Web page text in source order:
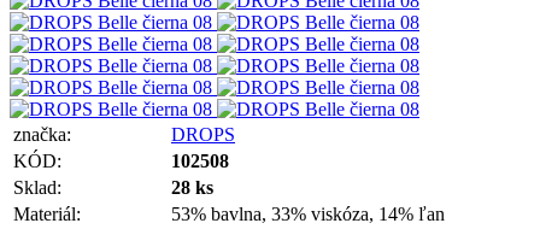
značka:
DROPS
KÓD:
102508
Sklad:
28 ks
Materiál:
53% bavlna, 33% viskóza, 14% ľan